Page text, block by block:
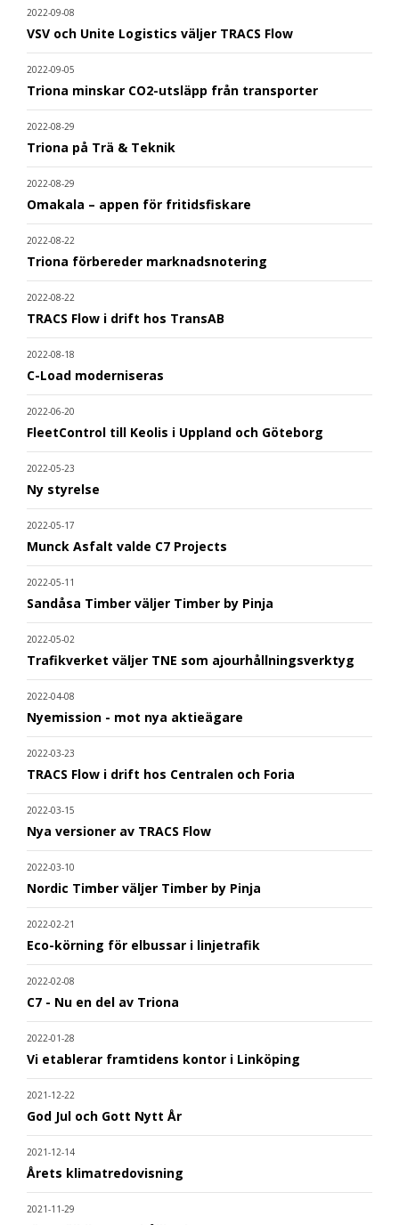
2022-09-08
VSV och Unite Logistics väljer TRACS Flow
2022-09-05
Triona minskar CO2-utsläpp från transporter
2022-08-29
Triona på Trä & Teknik
2022-08-29
Omakala – appen för fritidsfiskare
2022-08-22
Triona förbereder marknadsnotering
2022-08-22
TRACS Flow i drift hos TransAB
2022-08-18
C-Load moderniseras
2022-06-20
FleetControl till Keolis i Uppland och Göteborg
2022-05-23
Ny styrelse
2022-05-17
Munck Asfalt valde C7 Projects
2022-05-11
Sandåsa Timber väljer Timber by Pinja
2022-05-02
Trafikverket väljer TNE som ajourhållningsverktyg
2022-04-08
Nyemission - mot nya aktieägare
2022-03-23
TRACS Flow i drift hos Centralen och Foria
2022-03-15
Nya versioner av TRACS Flow
2022-03-10
Nordic Timber väljer Timber by Pinja
2022-02-21
Eco-körning för elbussar i linjetrafik
2022-02-08
C7 - Nu en del av Triona
2022-01-28
Vi etablerar framtidens kontor i Linköping
2021-12-22
God Jul och Gott Nytt År
2021-12-14
Årets klimatredovisning
2021-11-29